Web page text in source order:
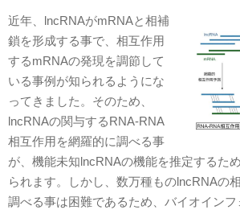
近年、lncRNAがmRNAと相補
鎖を形成する事で、相互作用
するmRNAの発現を調節して
いる事例が知られるようにな
ってきました。そのため、
lncRNAの関与するRNA-RNA
相互作用を網羅的に調べる事
が、機能未知lncRNAの機能を推定するた
られます。しかし、数万種ものlncRNAの
調べる事は困難であるため、バイオイン